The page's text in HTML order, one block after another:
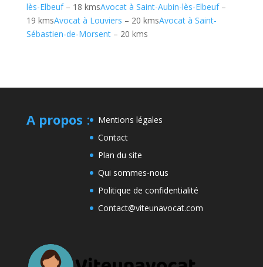
lès-Elbeuf– 18 kmsAvocat à Saint-Aubin-lès-Elbeuf–
19 kmsAvocat à Louviers – 20 kmsAvocat à Saint-
Sébastien-de-Morsent– 20 kms
A propos :
Mentions légales
Contact
Plan du site
Qui sommes-nous
Politique de confidentialité
Contact@viteunavocat.com